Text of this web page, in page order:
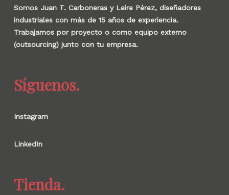
Somos Juan T. Carboneras y Leire Pérez, diseñadores
industriales con más de 15 años de experiencia.
Trabajamos por proyecto o como equipo externo
(outsourcing) junto con tu empresa.
Síguenos.
Instagram
LinkedIn
Tienda.